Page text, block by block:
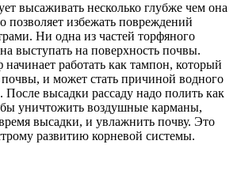
высаживать несколько глубже чем она
позволяет избежать повреждений
Ни одна из частей торфяного
выступать на поверхность почвы.
работать как тампон, который
почвы, и может стать причиной водного
После высадки рассаду надо полить как
уничтожить воздушные карманы,
высадки, и увлажнить почву. Это
развитию корневой системы.